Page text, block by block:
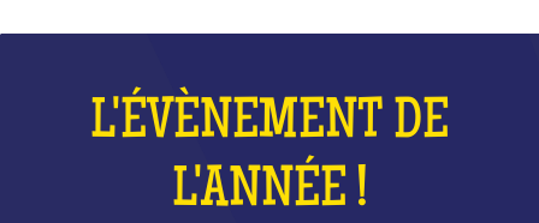
L'ÉVÈNEMENT DE
L'ANNÉE !